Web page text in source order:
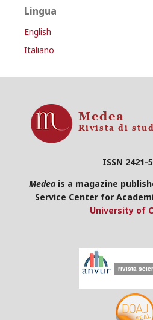
Lingua
English
Italiano
ISSN 2421-
Medea is a magazine
Service Center for
University of